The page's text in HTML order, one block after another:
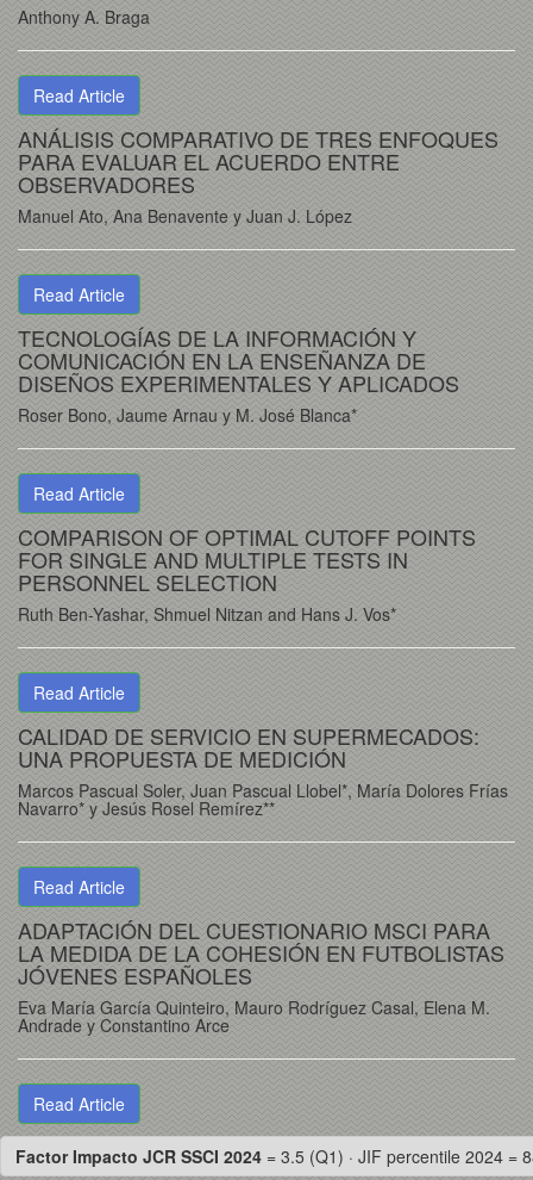
Anthony A. Braga
Read Article
ANÁLISIS COMPARATIVO DE TRES ENFOQUES
PARA EVALUAR EL ACUERDO ENTRE
OBSERVADORES
Manuel Ato, Ana Benavente y Juan J. López
Read Article
TECNOLOGÍAS DE LA INFORMACIÓN Y
COMUNICACIÓN EN LA ENSEÑANZA DE
DISEÑOS EXPERIMENTALES Y APLICADOS
Roser Bono, Jaume Arnau y M. José Blanca*
Read Article
COMPARISON OF OPTIMAL CUTOFF POINTS
FOR SINGLE AND MULTIPLE TESTS IN
PERSONNEL SELECTION
Ruth Ben-Yashar, Shmuel Nitzan and Hans J. Vos*
Read Article
CALIDAD DE SERVICIO EN SUPERMECADOS:
UNA PROPUESTA DE MEDICIÓN
Marcos Pascual Soler, Juan Pascual Llobel*, María Dolores Frías
Navarro* y Jesús Rosel Remírez**
Read Article
ADAPTACIÓN DEL CUESTIONARIO MSCI PARA
LA MEDIDA DE LA COHESIÓN EN FUTBOLISTAS
JÓVENES ESPAÑOLES
Eva María García Quinteiro, Mauro Rodríguez Casal, Elena M.
Andrade y Constantino Arce
Read Article
Factor Impacto JCR SSCI 2024 = 3.5 (Q1) · JIF percentile 2024 =